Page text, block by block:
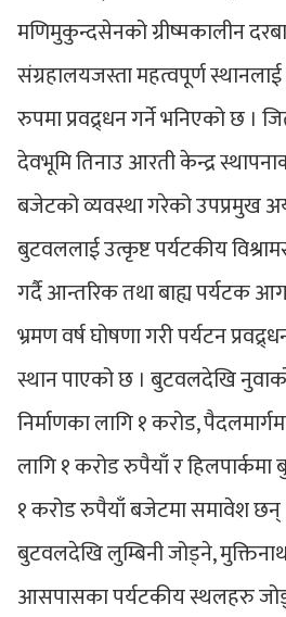
मणिमुकुन्दसेनको ग्रीष्मकालीन
संग्रहालयजस्ता महत्वपूर्ण
रुपमा प्रवद्र्धन गर्ने भनिएको छ ।
देवभूमि तिनाउ आरती केन्द्र
बजेटको व्यवस्था गरेको उपप्रमुख
बुटवललाई उत्कृष्ट पर्यटकीय
गर्दै आन्तरिक तथा बाह्य पर्यटक
भ्रमण वर्ष घोषणा गरी पर्यटन
स्थान पाएको छ । बुटवलदेखि
निर्माणका लागि १ करोड,
लागि १ करोड रुपैयाँ र हिलपार्कमा
१ करोड रुपैयाँ बजेटमा समावेश छन्
बुटवलदेखि लुम्बिनी जोड्ने,
आसपासका पर्यटकीय स्थलहरु